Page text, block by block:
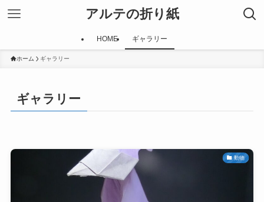
アルテの折り紙
HOME ギャラリー
ホーム ギャラリー
ギャラリー
動物